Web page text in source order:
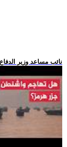
.. نائب مساعد وزير